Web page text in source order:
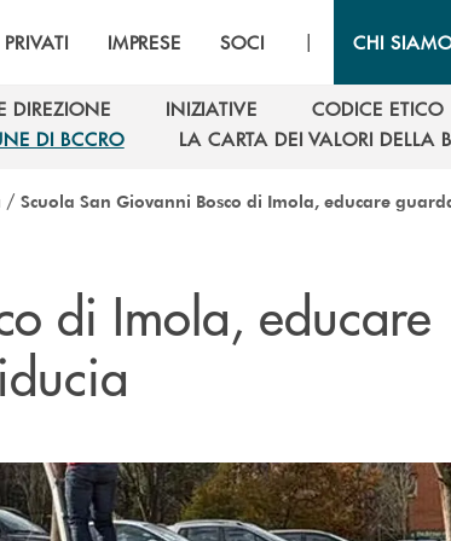
PRIVATI IMPRESE SOCI | CHI
DIREZIONE
DIREZIONE
INIZIATIVE
INIZIATIVE
CODICE ETICO
CODICE ETICO
DI BCCRO
LA CARTA DEI VALORI DELLA
/ Scuola San Giovanni Bosco di Imola, educare
di Imola, educare